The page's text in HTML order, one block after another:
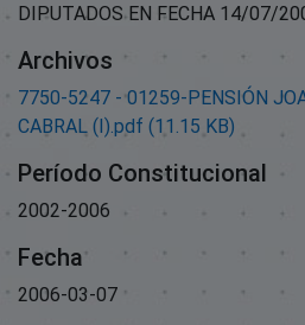
DIPUTADOS EN FECHA 14/07/
Archivos
7750-5247 - 01259-PENSIÓN
CABRAL (I).pdf (11.15 KB)
Período Constitucional
2002-2006
Fecha
2006-03-07